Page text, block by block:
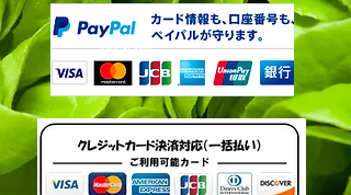
0466-54-8612